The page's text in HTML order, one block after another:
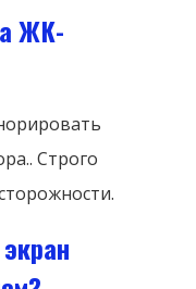
ЖК-
Строго